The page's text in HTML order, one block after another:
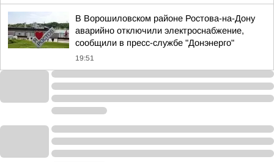
В Ворошиловском районе Ростова-на-Дону
аварийно отключили электроснабжение,
сообщили в пресс-службе "Донэнерго"
19:51